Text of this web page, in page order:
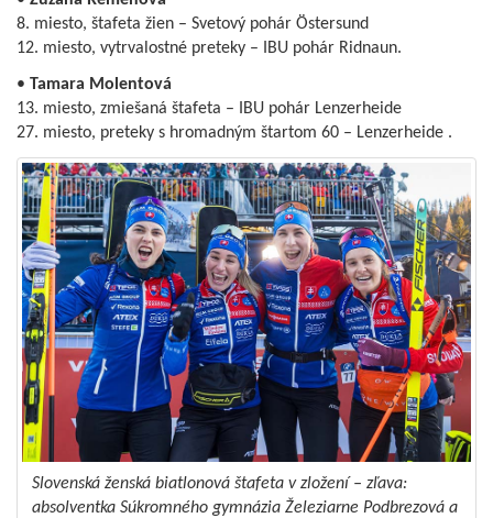
8. miesto, štafeta žien – Svetový pohár Östersund
12. miesto, vytrvalostné preteky – IBU pohár Ridnaun.
• Tamara Molentová
13. miesto, zmiešaná štafeta – IBU pohár Lenzerheide
27. miesto, preteky s hromadným štartom 60 – Lenzerheide .
Slovenská ženská biatlonová štafeta v zložení – zľava:
absolventka Súkromného gymnázia Železiarne Podbrezová a